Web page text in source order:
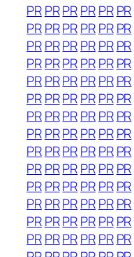
PRPRPRPRPR PR
PRPRPRPRPR PR
PRPRPRPRPR PR
PRPRPRPRPR PR
PRPRPRPRPR PR
PRPRPRPRPR PR
PRPRPRPRPR PR
PRPRPRPRPR PR
PRPRPRPRPR PR
PRPRPRPRPR PR
PRPRPRPRPR PR
PRPRPRPRPR PR
PRPRPRPRPR PR
PRPRPRPRPR PR